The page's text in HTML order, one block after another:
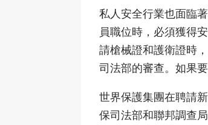
私人安全行業也面臨
員職位時，必須獲得
請槍械證和護衛證時
司法部的審查。如果
世界保護集團在聘請
保司法部和聯邦調查